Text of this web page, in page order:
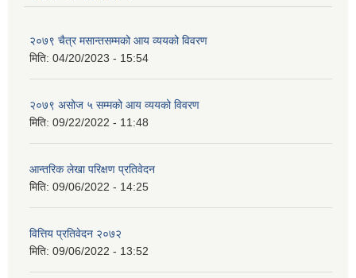
२०७९ चैत्र मसान्तसम्मको आय व्ययको विवरण
मिति: 04/20/2023 - 15:54
२०७९ असोज ५ सम्मको आय व्ययको विवरण
मिति: 09/22/2022 - 11:48
आन्तरिक लेखा परिक्षण प्रतिवेदन
मिति: 09/06/2022 - 14:25
वित्तिय प्रतिवेदन २०७२
मिति: 09/06/2022 - 13:52